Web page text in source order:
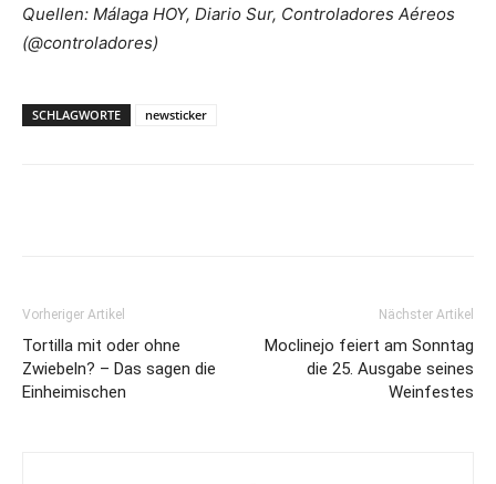
Quellen: Málaga HOY, Diario Sur, Controladores Aéreos
(@controladores)
SCHLAGWORTE newsticker
Vorheriger Artikel
Tortilla mit oder ohne
Zwiebeln? – Das sagen die
Einheimischen
Nächster Artikel
Moclinejo feiert am Sonntag
die 25. Ausgabe seines
Weinfestes